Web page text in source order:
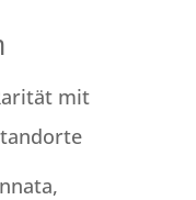
mit